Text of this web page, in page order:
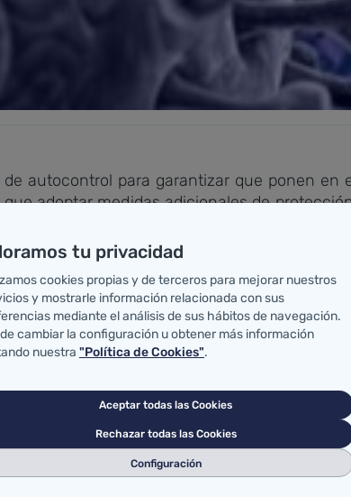
autocontrol para garantizar que ponen en
adoptar medidas adicionales de
nuevas actividades por algunas empresas
y, hoy más que nunca,
a disposición de la población.
papel activo, tomando medidas para
donde acuden a hacer la compra. La
de la cadena alimentaria, desde el
higiene de los alimentos contribuirá a
COVID-19 Y SEGURIDAD ALIMENTARIA
en relación con la seguridad alimentaria
publicada sobre el COVID-19 por el
Alimentaria (EFSA), la Comisión
tu privacidad
cookies propias y de terceros para mejorar nuestros
y mostrarle información relacionada con sus
mediante el análisis de sus hábitos de navegación.
cambiar la configuración u obtener más información
nuestra "Política de Cookies".
Aceptar todas las Cookies
Rechazar todas las Cookies
Configuración